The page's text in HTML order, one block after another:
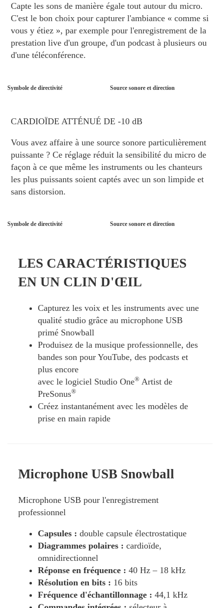
Capte les sons de manière égale tout autour du micro.
C'est le bon choix pour capturer l'ambiance « comme si
vous y étiez », par exemple pour l'enregistrement de la
prestation live d'un groupe, d'un podcast à plusieurs ou
d'une téléconférence.
Symbole de directivité Source sonore et direction
CARDIOÏDE ATTÉNUÉ DE -10 dB
Vous avez affaire à une source sonore particulièrement
puissante ? Ce réglage réduit la sensibilité du micro de
façon à ce que même les instruments ou les chanteurs
les plus puissants soient captés avec un son limpide et
sans distorsion.
Symbole de directivité Source sonore et direction
LES CARACTÉRISTIQUES
EN UN CLIN D'ŒIL
Capturez les voix et les instruments avec une
qualité studio grâce au microphone USB
primé Snowball
Produisez de la musique professionnelle, des
bandes son pour YouTube, des podcasts et
plus encore
avec le logiciel Studio One® Artist de
PreSonus®
Créez instantanément avec les modèles de
prise en main rapide
Microphone USB Snowball
Microphone USB pour l'enregistrement
professionnel
Capsules : double capsule électrostatique
Diagrammes polaires : cardioïde,
omnidirectionnel
Réponse en fréquence : 40 Hz – 18 kHz
Résolution en bits : 16 bits
Fréquence d'échantillonnage : 44,1 kHz